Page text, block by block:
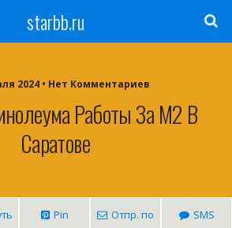
starbb.ru
2024 • Нет Комментариев
Работы За М2 В
Саратове
Pin
Отпр. по
SMS